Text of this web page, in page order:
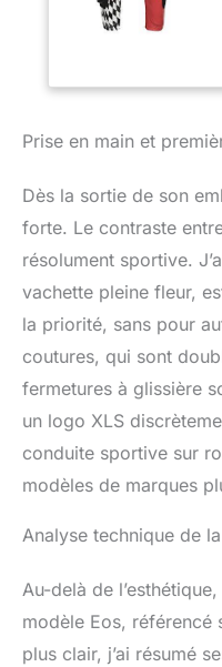
Prise en main et
Dès la sortie de son
forte. Le contraste
résolument sportive.
vachette pleine fleur,
la priorité, sans pour
coutures, qui sont
fermetures à glissière
un logo XLS
conduite sportive sur
modèles de marques
Analyse technique de
Au-delà de
modèle Eos,
plus clair, j’ai résumé